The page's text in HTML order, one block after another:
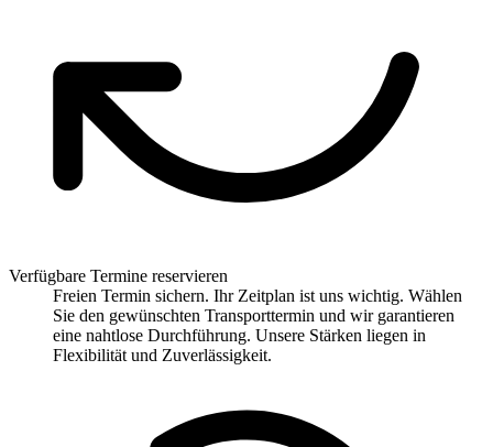
Verfügbare Termine reservieren
Freien Termin sichern. Ihr Zeitplan ist uns wichtig. Wählen
Sie den gewünschten Transporttermin und wir garantieren
eine nahtlose Durchführung. Unsere Stärken liegen in
Flexibilität und Zuverlässigkeit.